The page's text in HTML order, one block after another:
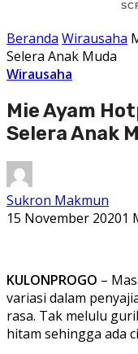
Beranda Wirausaha
Selera Anak Muda
Wirausaha
Mie Ayam
Selera Anak
Sukron Makmun
15 November 20201
KULONPROGO –
variasi dalam
rasa. Tak melulu
hitam sehingga ada